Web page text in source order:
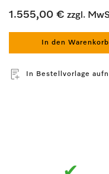
1.555,00 € zzgl.
In den Warenkorb
In Bestellvorlage